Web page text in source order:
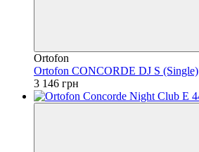
Ortofon
Ortofon CONCORDE DJ S (Single)
3 146 грн